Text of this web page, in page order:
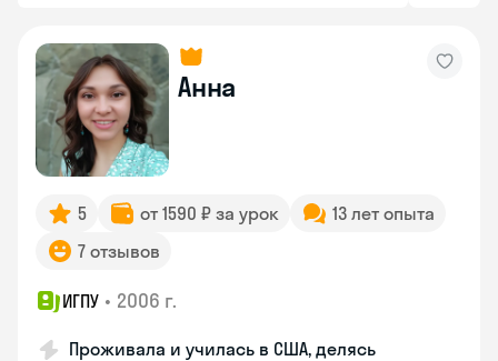
Анна
5 от 1590 ₽ за урок
13 лет опыта
7 отзывов
ИГПУ • 2006 г.
Проживала и училась в США, делясь